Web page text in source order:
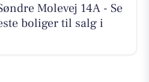
Molevej 14A - Se
boliger til salg i